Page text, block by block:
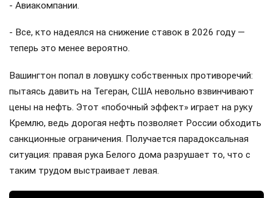
- Авиакомпании.
- Все, кто надеялся на снижение ставок в 2026 году —
теперь это менее вероятно.
Вашингтон попал в ловушку собственных противоречий:
пытаясь давить на Тегеран, США невольно взвинчивают
цены на нефть. Этот «побочный эффект» играет на руку
Кремлю, ведь дорогая нефть позволяет России обходить
санкционные ограничения. Получается парадоксальная
ситуация: правая рука Белого дома разрушает то, что с
таким трудом выстраивает левая.